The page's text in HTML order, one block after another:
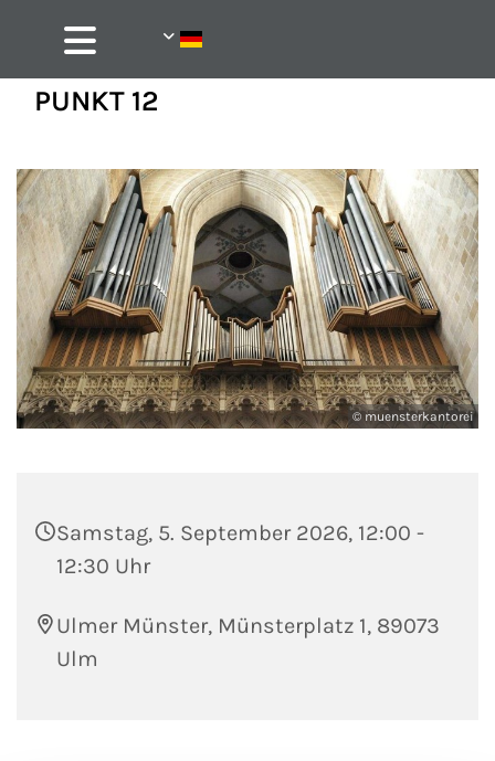
PUNKT 12
© muensterkantorei
Samstag, 5. September 2026, 12:00 -
12:30 Uhr
Ulmer Münster, Münsterplatz 1, 89073
Ulm